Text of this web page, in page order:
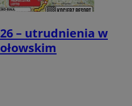
– utrudnienia w